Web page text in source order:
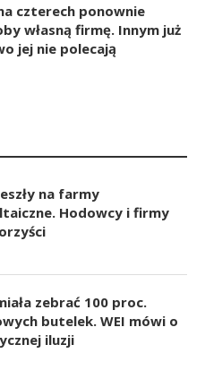
czterech ponownie
własną firmę. Innym już
jej nie polecają
na farmy
Hodowcy i firmy
zebrać 100 proc.
butelek. WEI mówi o
iluzji